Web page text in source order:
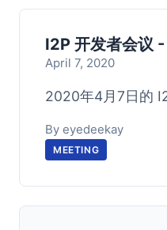
I2P 开发者会议
April 7, 2020
2020年4月7日的
By eyedeekay
MEETING